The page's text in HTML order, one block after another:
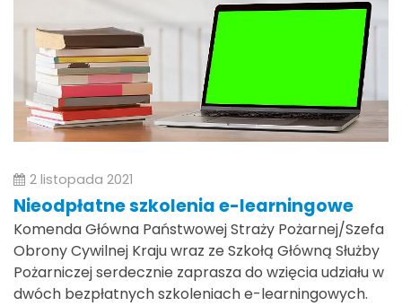
2 listopada 2021
Nieodpłatne szkolenia e-learningowe
Komenda Główna Państwowej Straży Pożarnej/Szefa
Obrony Cywilnej Kraju wraz ze Szkołą Główną Służby
Pożarniczej serdecznie zaprasza do wzięcia udziału w
dwóch bezpłatnych szkoleniach e-learningowych.